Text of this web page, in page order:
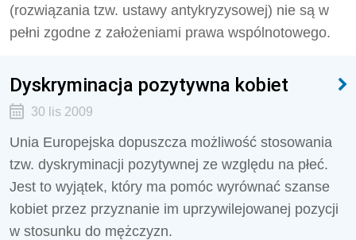
(rozwiązania tzw. ustawy antykryzysowej) nie są w
pełni zgodne z założeniami prawa wspólnotowego.
Dyskryminacja pozytywna kobiet
30 lis 2009
Unia Europejska dopuszcza możliwość stosowania
tzw. dyskryminacji pozytywnej ze względu na płeć.
Jest to wyjątek, który ma pomóc wyrównać szanse
kobiet przez przyznanie im uprzywilejowanej pozycji
w stosunku do mężczyzn.